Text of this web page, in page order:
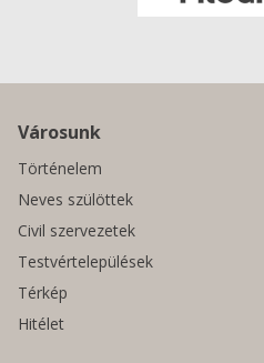
Városunk
Történelem
Neves szülöttek
Civil szervezetek
Testvértelepülések
Térkép
Hitélet